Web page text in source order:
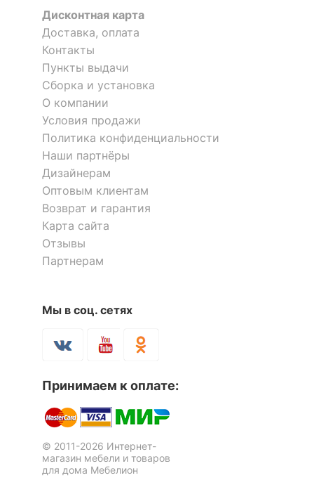
Дисконтная карта
Доставка, оплата
Контакты
Пункты выдачи
Сборка и установка
О компании
Условия продажи
Политика конфиденциальности
Наши партнёры
Дизайнерам
Оптовым клиентам
Возврат и гарантия
Карта сайта
Отзывы
Партнерам
Мы в соц. сетях
Принимаем к оплате:
© 2011-2026 Интернет-
магазин мебели и товаров
для дома Мебелион